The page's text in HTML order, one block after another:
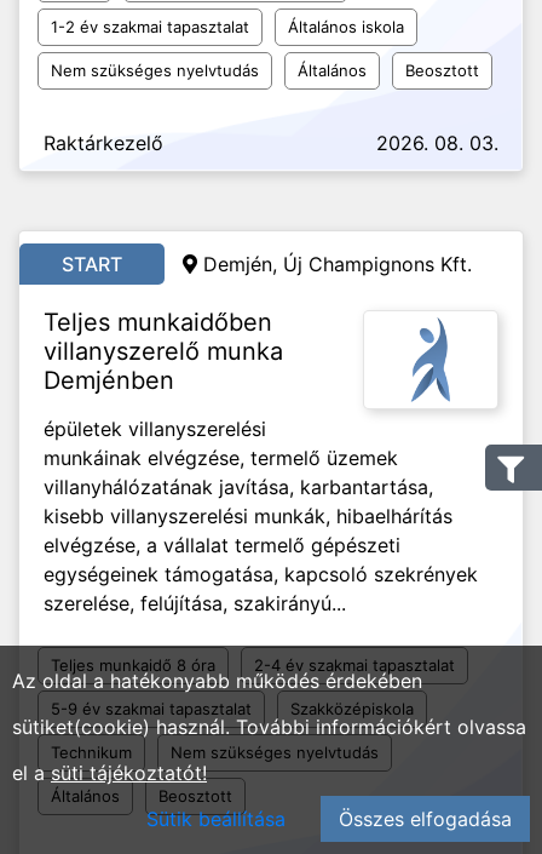
1-2 év szakmai tapasztalat Általános iskola
Nem szükséges nyelvtudás Általános Beosztott
Raktárkezelő 2026. 08. 03.
START Demjén, Új Champignons Kft.
Teljes munkaidőben
villanyszerelő munka
Demjénben
épületek villanyszerelési
munkáinak elvégzése, termelő üzemek
villanyhálózatának javítása, karbantartása,
kisebb villanyszerelési munkák, hibaelhárítás
elvégzése, a vállalat termelő gépészeti
egységeinek támogatása, kapcsoló szekrények
szerelése, felújítása, szakirányú...
Teljes munkaidő 8 óra 2-4 év szakmai tapasztalat
5-9 év szakmai tapasztalat Szakközépiskola
Technikum Nem szükséges nyelvtudás
Általános Beosztott
Az oldal a hatékonyabb működés érdekében
sütiket(cookie) használ. További információkért olvassa
el asüti tájékoztatót!
Sütik beállítása
Összes elfogadása